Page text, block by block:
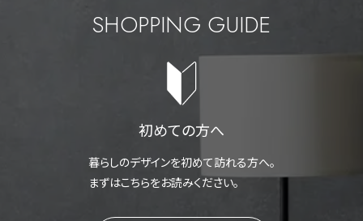
SHOPPING GUIDE
初めての方へ
暮らしのデザインを初めて訪れる方へ。
まずはこちらをお読みください。